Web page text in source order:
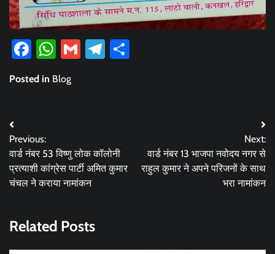
Facebook
WhatsApp
GmailTelegram
Posted in Blog
Post
navigation
Previous:
वार्ड नंबर 53 विष्णु लोक कॉलोनी
प्रत्याशी कांग्रेस पार्टी अमित कुमार
चंचल ने कराया नामांकन
Next:
वार्ड नंबर 13 भाजपा नवोदय नगर से
राहुल कुमार ने अपने परिजनों के साथ
भरा नामांकन
Related Posts